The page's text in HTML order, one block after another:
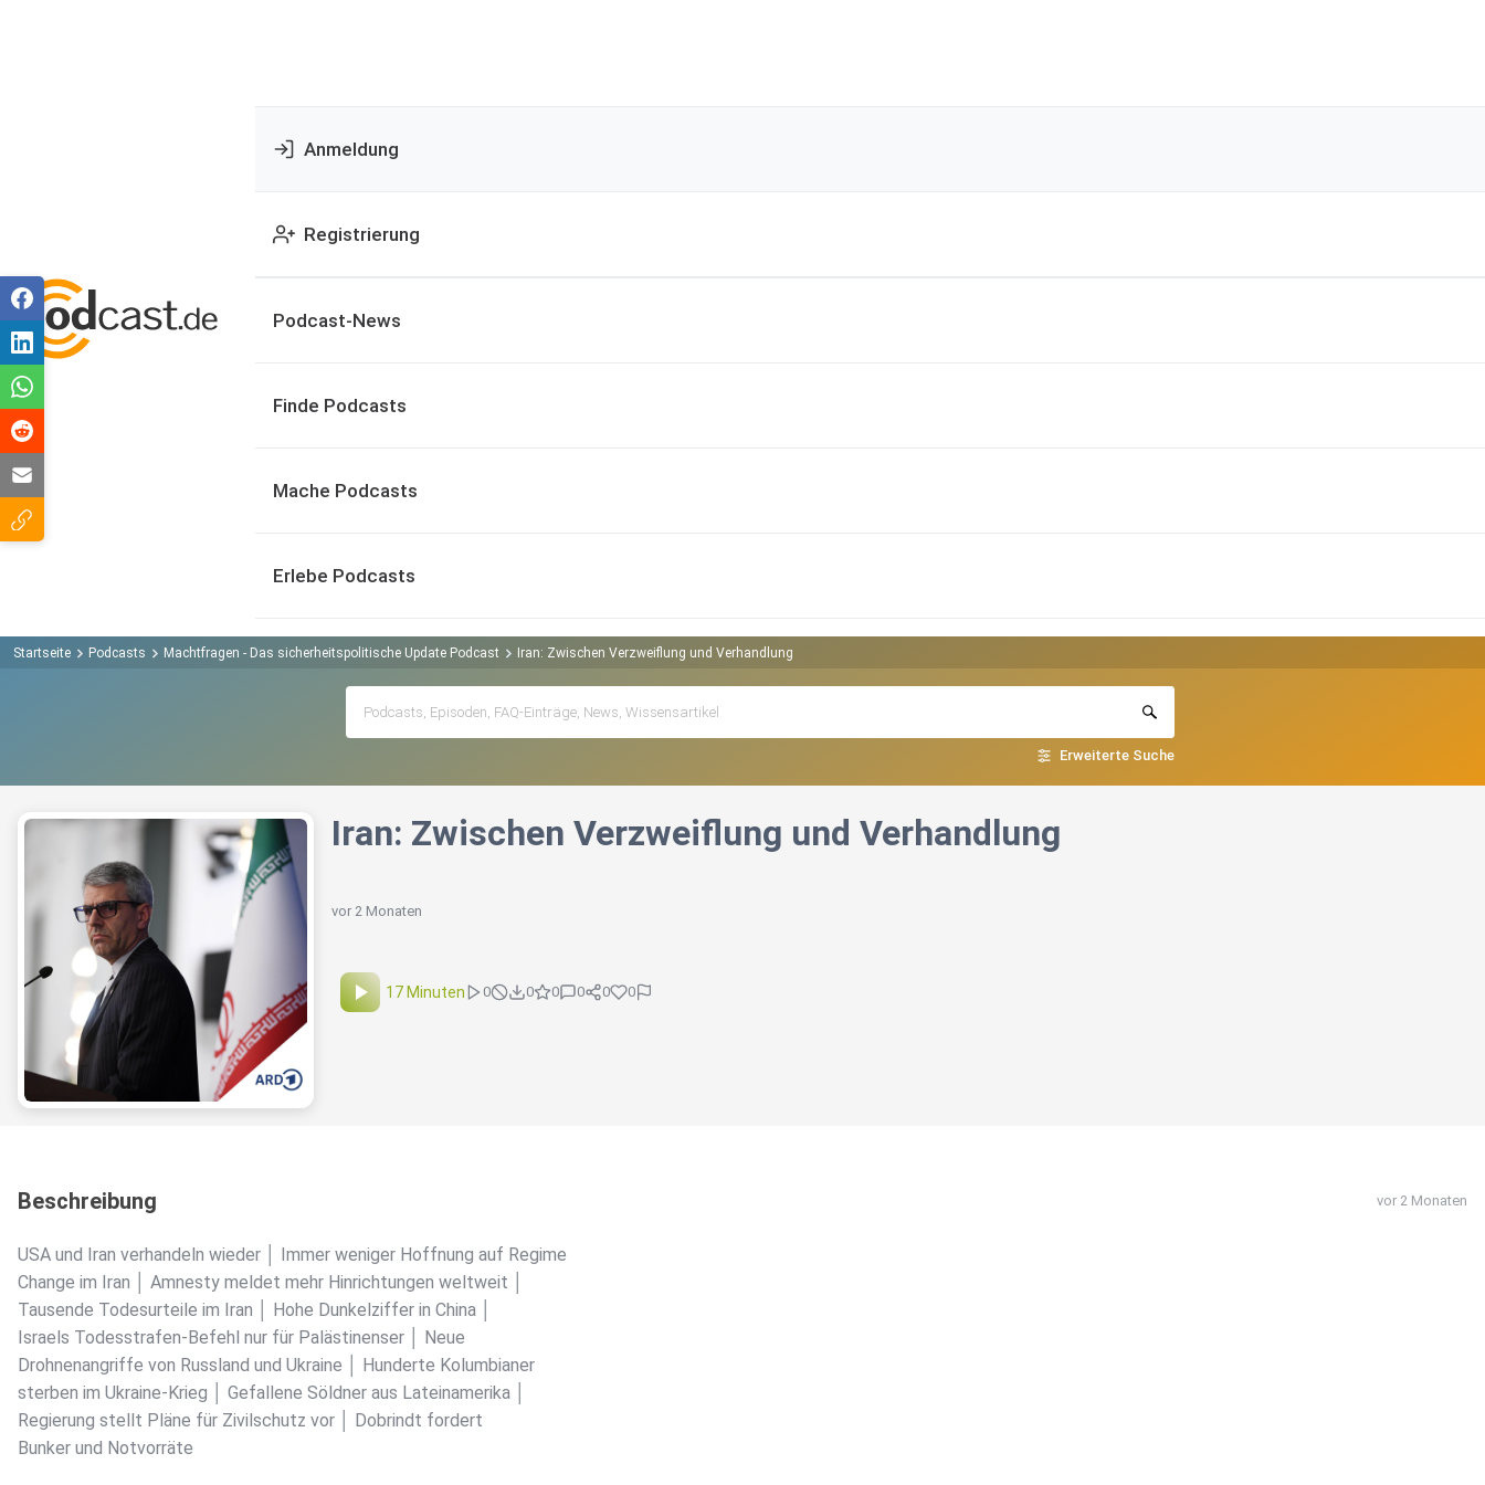
Anmeldung
Registrierung
Podcast-News
Finde Podcasts
Mache Podcasts
Erlebe Podcasts
Startseite Podcasts Machtfragen - Das sicherheitspolitische Update Podcast Iran: Zwischen Verzweiflung und Verhandlung
Erweiterte Suche
Iran: Zwischen Verzweiflung und Verhandlung
vor 2 Monaten
17 Minuten 0 0 0 0 0 0
Beschreibung vor 2 Monaten
USA und Iran verhandeln wieder │ Immer weniger Hoffnung auf Regime
Change im Iran │ Amnesty meldet mehr Hinrichtungen weltweit │
Tausende Todesurteile im Iran │ Hohe Dunkelziffer in China │
Israels Todesstrafen-Befehl nur für Palästinenser │ Neue
Drohnenangriffe von Russland und Ukraine │ Hunderte Kolumbianer
sterben im Ukraine-Krieg │ Gefallene Söldner aus Lateinamerika │
Regierung stellt Pläne für Zivilschutz vor │ Dobrindt fordert
Bunker und Notvorräte